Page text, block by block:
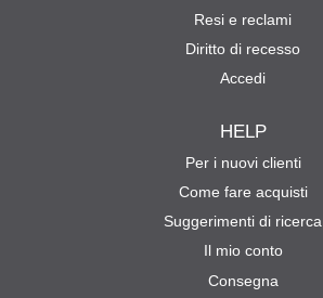
Resi e reclami
Diritto di recesso
Accedi
HELP
Per i nuovi clienti
Come fare acquisti
Suggerimenti di ricerca
Il mio conto
Consegna